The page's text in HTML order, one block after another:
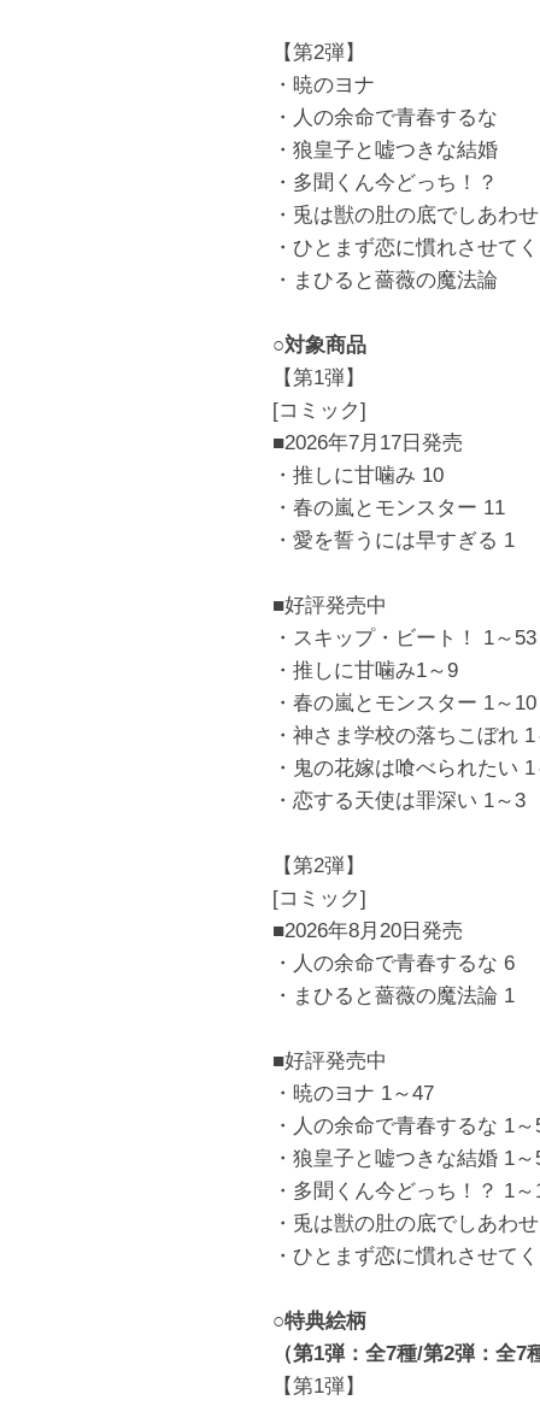
【第2弾】
・暁のヨナ
・人の余命で青春するな
・狼皇子と嘘つきな結婚
・多聞くん今どっち！？
・兎は獣の肚の底でしあわ
・ひとまず恋に慣れさせて
・まひると薔薇の魔法論
○対象商品
【第1弾】
[コミック]
■2026年7月17日発売
・推しに甘噛み 10
・春の嵐とモンスター 11
・愛を誓うには早すぎる 1
■好評発売中
・スキップ・ビート！ 1～53
・推しに甘噛み1～9
・春の嵐とモンスター 1～10
・神さま学校の落ちこぼれ 1
・鬼の花嫁は喰べられたい 1
・恋する天使は罪深い 1～3
【第2弾】
[コミック]
■2026年8月20日発売
・人の余命で青春するな 6
・まひると薔薇の魔法論 1
■好評発売中
・暁のヨナ 1～47
・人の余命で青春するな 1～
・狼皇子と嘘つきな結婚 1～
・多聞くん今どっち！？ 1～
・兎は獣の肚の底でしあわ
・ひとまず恋に慣れさせて
○特典絵柄
（第1弾：全7種/第2弾：全7
【第1弾】